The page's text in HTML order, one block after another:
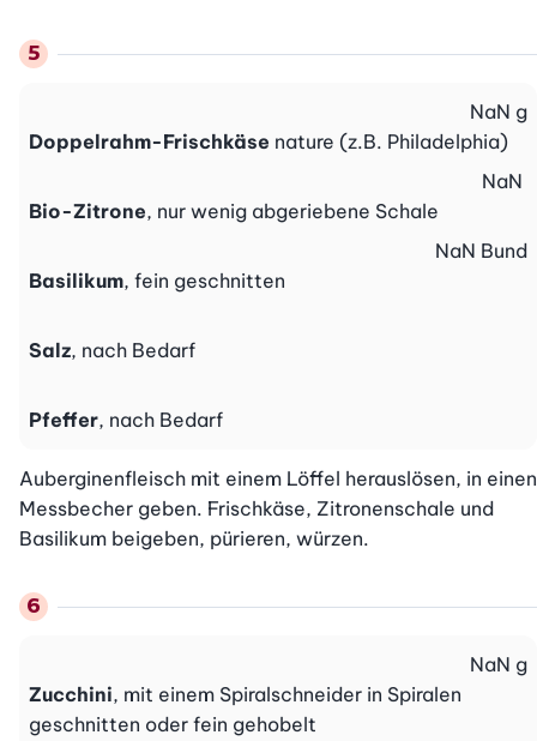
Doppelrahm-Frischkäse nature (z.B. Philadelphia)
NaN g
Bio-Zitrone, nur wenig abgeriebene Schale
NaN
Basilikum, fein geschnitten
NaN Bund
Salz, nach Bedarf
Pfeffer, nach Bedarf
Auberginenfleisch mit einem Löffel herauslösen, in einen
Messbecher geben. Frischkäse, Zitronenschale und
Basilikum beigeben, pürieren, würzen.
Zucchini, mit einem Spiralschneider in Spiralen
geschnitten oder fein gehobelt
NaN g